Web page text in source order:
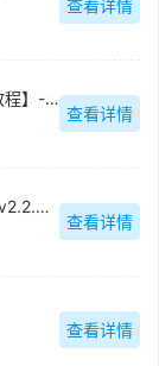
查看详情
U大师U盘启动盘制作工具【附教程】-v【】
查看详情
鑫河QQ全自动无限加好友神器-v2.2.3.6
查看详情
查看详情